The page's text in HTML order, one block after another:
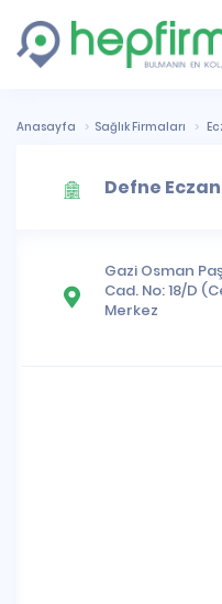
Anasayfa Sağlık Firmaları
Defne
Gazi Osman
Cad. No: 18/D
Merkez